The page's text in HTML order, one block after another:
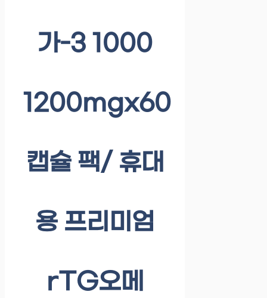
가-3 1000
1200mgx60
캡슐 팩/ 휴대
용 프리미엄
rTG오메